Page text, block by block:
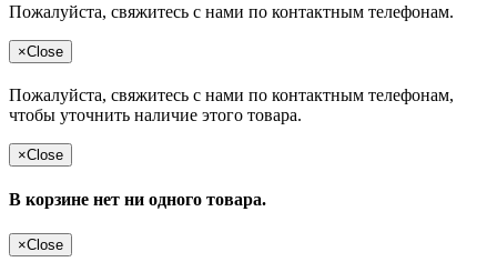
Пожалуйста, свяжитесь с нами по контактным телефонам.
×Close
Пожалуйста, свяжитесь с нами по контактным телефонам,
чтобы уточнить наличие этого товара.
×Close
В корзине нет ни одного товара.
×Close